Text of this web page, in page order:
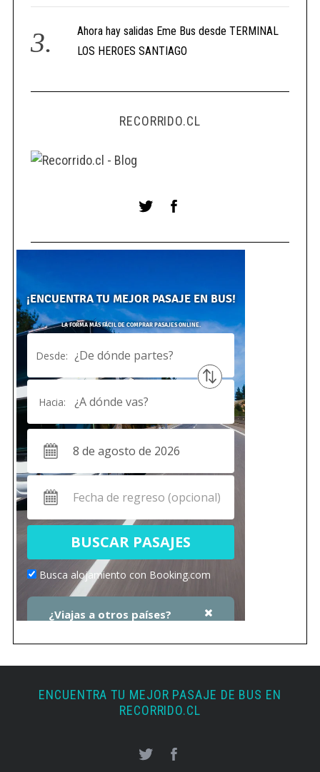
Ahora hay salidas Eme Bus desde TERMINAL
LOS HEROES SANTIAGO
RECORRIDO.CL
ENCUENTRA TU MEJOR PASAJE DE BUS EN
RECORRIDO.CL